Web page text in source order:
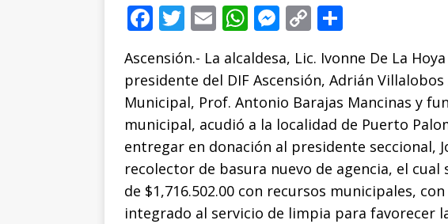
F
c
e
b
o
o
k
T
it
te
r
E
m
ai
l
W
h
at
s
A
p
p
M
ss
e
n
g
e
r
C
p
y
Li
n
k
m
p
ar
ti
r
Ascensión.- La alcaldesa, Lic. Ivonne De La
presidente del DIF Ascensión, Adrián
Municipal, Prof. Antonio Barajas Mancinas y
municipal, acudió a la localidad de Puerto
entregar en donación al presidente seccional,
recolector de basura nuevo de agencia, el
de $1,716.502.00 con recursos municipales,
integrado al servicio de limpia para favorecer